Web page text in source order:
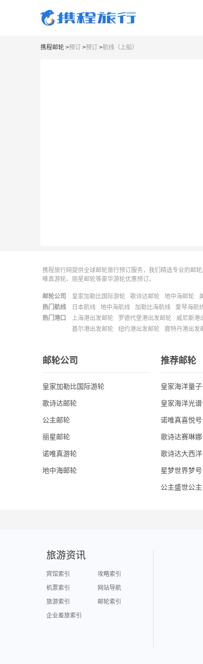
携程邮轮 >预订 >预订 >航线（上船）
携程旅行网提供全球邮轮旅行预订服务，我们精选专业的邮
唯真游轮、丽星邮轮等豪华游轮优惠预订。
邮轮公司 皇家加勒比国际游轮 歌诗达邮轮 地中海邮轮
热门航线
日本航线 地中海航线 加勒比海航线 爱琴海航
热门港口
上海港出发邮轮 罗德代堡港出发邮轮 威尼斯港
基尔港出发邮轮
纽约港出发邮轮 鹿特丹港出发
邮轮公司
皇家加勒比国际游轮
歌诗达邮轮
公主邮轮
丽星邮轮
诺唯真游轮
地中海邮轮
推荐邮轮
皇家海洋量子
皇家海洋光谱
诺唯真喜悦号
歌诗达赛琳娜
歌诗达大西洋
星梦世界梦号
公主盛世公主
旅游资讯
宾馆索引
攻略索引
机票索引
网站导航
旅游索引
邮轮索引
企业差旅索引